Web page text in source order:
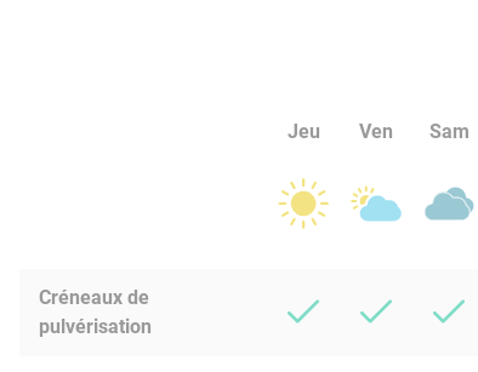
Jeu Ven Sam
Créneaux de
pulvérisation